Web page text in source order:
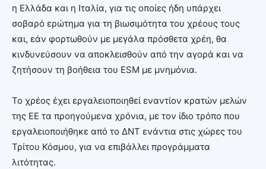
η Ελλάδα και η Ιταλία, για τις οποίες ήδη υπάρχει
σοβαρό ερώτημα για τη βιωσιμότητα του χρέους τους
και, εάν φορτωθούν με μεγάλα πρόσθετα χρέη, θα
κινδυνεύσουν να αποκλεισθούν από την αγορά και να
ζητήσουν τη βοήθεια του ESM με μνημόνια.
Το χρέος έχει εργαλειοποιηθεί εναντίον κρατών μελών
της ΕΕ τα προηγούμενα χρόνια, με τον ίδιο τρόπο που
εργαλειοποιήθηκε από το ΔΝΤ ενάντια στις χώρες του
Τρίτου Κόσμου, για να επιβάλλει προγράμματα
λιτότητας.